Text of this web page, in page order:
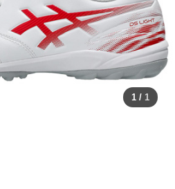
1 / 1